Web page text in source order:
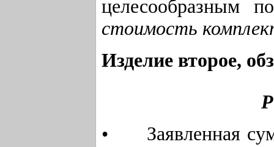
стоимость
Изделие второе,
• Заявленная